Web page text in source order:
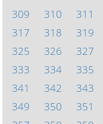
309
310 311
317
318 319
325
326 327
333
334 335
341
342 343
349
350 351